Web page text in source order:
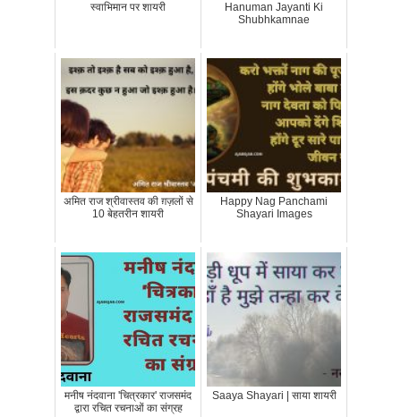
स्वाभिमान पर शायरी
Hanuman Jayanti Ki
Shubhkamnae
अमित राज श्रीवास्तव की ग़ज़लों से
10 बेहतरीन शायरी
Happy Nag Panchami
Shayari Images
मनीष नंदवाना 'चित्रकार' राजसमंद
द्वारा रचित रचनाओं का संग्रह
Saaya Shayari | साया शायरी